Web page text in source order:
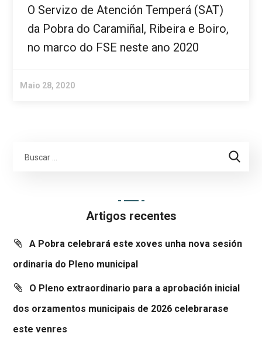
O Servizo de Atención Temperá (SAT)
da Pobra do Caramiñal, Ribeira e Boiro,
no marco do FSE neste ano 2020
Maio 28, 2020
Artigos recentes
A Pobra celebrará este xoves unha nova sesión
ordinaria do Pleno municipal
O Pleno extraordinario para a aprobación inicial
dos orzamentos municipais de 2026 celebrarase
este venres